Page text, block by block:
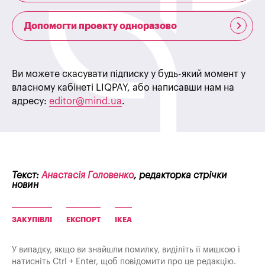
Допомогти проекту одноразово
Ви можете скасувати підписку у будь-який момент у
власному кабінеті LIQPAY, або написавши нам на
адресу: editor@mind.ua.
Текст:Анастасія Головенко, редакторка стрічки
новин
ЗАКУПІВЛІ ЕКСПОРТ IKEA
У випадку, якщо ви знайшли помилку, виділіть її мишкою і
натисніть Ctrl + Enter, щоб повідомити про це редакцію.